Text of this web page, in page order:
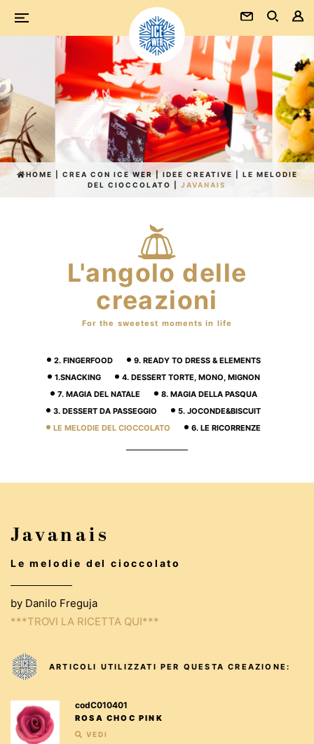
HOME CREA CON ICE WER | IDEE CREATIVE
LE MELODIE
DEL CIOCCOLATO
JAVANAIS
L'angolo delle
creazioni
For the sweetest moments in life
2. FINGERFOOD
9. READY TO DRESS & ELEMENTS
1.SNACKING
4. DESSERT TORTE, MONO, MIGNON
7. MAGIA DEL NATALE
8. MAGIA DELLA PASQUA
3. DESSERT DA PASSEGGIO
5. JOCONDE&BISCUIT
LE MELODIE DEL CIOCCOLATO
6. LE RICORRENZE
Javanais
Le melodie del cioccolato
by Danilo Freguja
***TROVI LA RICETTA QUI***
ARTICOLI UTILIZZATI PER QUESTA CREAZIONE:
codC010401
ROSA CHOC PINK
VEDI